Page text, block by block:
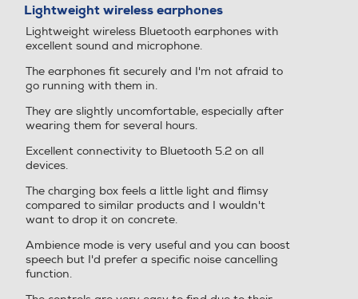
di dimensioni diverse (XS, S, M ed L). Oltre a
poterli personalizzare per ottenere un suono più
coinvolgente, sono anche impermeabili all'acqua
(standard IPX4*).
*Solo gli auricolari sono compatibili con lo standard IPX4. Non è
inclusa la base di ricarica.
5
stelle.
Lightweight wireless earphones
Lightweight wireless Bluetooth earphones with
excellent sound and microphone.
The earphones fit securely and I'm not afraid to
go running with them in.
They are slightly uncomfortable, especially after
wearing them for several hours.
Excellent connectivity to Bluetooth 5.2 on all
devices.
The charging box feels a little light and flimsy
compared to similar products and I wouldn't
want to drop it on concrete.
Ambience mode is very useful and you can boost
speech but I'd prefer a specific noise cancelling
function.